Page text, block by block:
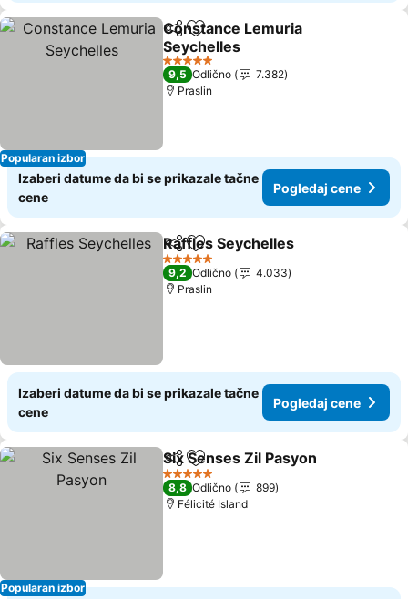
Popularan izbor
Deli Dodati u favorite
Constance Lemuria
Seychelles
5 Zvezdice
9,5 Odlično
7.382
Praslin
Izaberi datume da bi se prikazale tačne
cene
Pogledaj cene
Deli Dodati u favorite
Raffles Seychelles
5 Zvezdice
9,2 Odlično
4.033
Praslin
Izaberi datume da bi se prikazale tačne
cene
Pogledaj cene
Popularan izbor
Deli Dodati u favorite
Six Senses Zil Pasyon
5 Zvezdice
8,8 Odlično
899
Félicité Island